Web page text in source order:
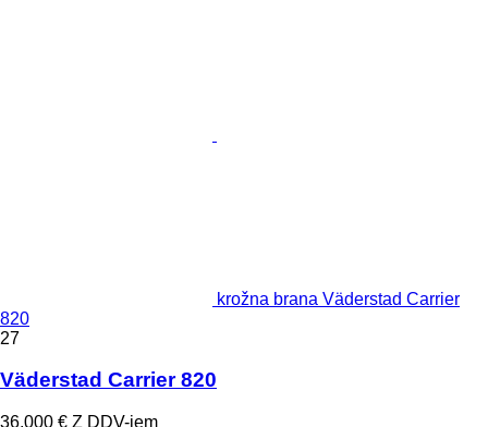
krožna brana Väderstad Carrier
820
27
Väderstad Carrier 820
36.000 € Z DDV-jem